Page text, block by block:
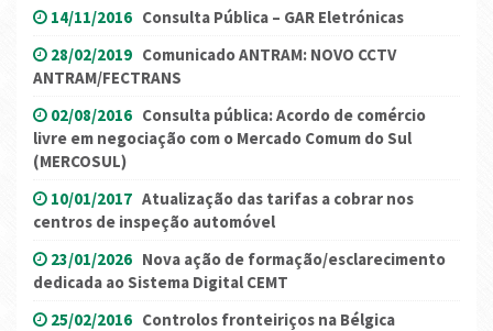
14/11/2016 Consulta Pública – GAR Eletrónicas
28/02/2019 Comunicado ANTRAM: NOVO CCTV
ANTRAM/FECTRANS
02/08/2016 Consulta pública: Acordo de comércio
livre em negociação com o Mercado Comum do Sul
(MERCOSUL)
10/01/2017 Atualização das tarifas a cobrar nos
centros de inspeção automóvel
23/01/2026 Nova ação de formação/esclarecimento
dedicada ao Sistema Digital CEMT
25/02/2016 Controlos fronteiriços na Bélgica